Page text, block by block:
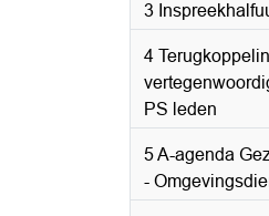
3
4
PS leden
5 A-agenda
-